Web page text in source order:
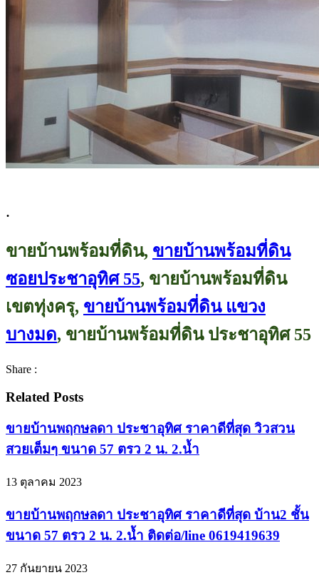
.
ขายบ้านพร้อมที่ดิน, ขายบ้านพร้อมที่ดิน
ซอยประชาอุทิศ 55, ขายบ้านพร้อมที่ดิน
เขตทุ่งครุ, ขายบ้านพร้อมที่ดิน แขวง
บางมด, ขายบ้านพร้อมที่ดิน ประชาอุทิศ 55
Share :
Related Posts
ขายบ้านพฤกษลดา ประชาอุทิศ ราคาดีที่สุด วิวสวน
สวยเต็มๆ ขนาด 57 ตรว 2 น. 2.น้ำ
13 ตุลาคม 2023
ขายบ้านพฤกษลดา ประชาอุทิศ ราคาดีที่สุด บ้าน2 ชั้น
ขนาด 57 ตรว 2 น. 2.น้ำ ติดต่อ/line 0619419639
27 กันยายน 2023